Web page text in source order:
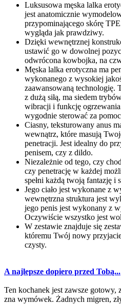
Luksusowa męska lalka
jest anatomicznie
przypominającego skórę
wygląda jak prawdziwy.
Dzięki wewnętrznej
ustawić go w dowolnej
odwrócona kowbojka, na
Męska lalka erotyczna ma
wykonanego z wysokiej
zaawansowaną technologię.
z dużą siłą, ma siedem
wibracji i funkcję
wygodnie sterować za
Ciasny, teksturowany anus
wewnątrz, które masują
penetracji. Jest idealny do
penisem, czy z dildo.
Niezależnie od tego, czy
czy penetrację w każdej
spełni każdą twoją fantazję i
Jego ciało jest wykonane z
wewnętrzna struktura jest
jego penis jest wykonany z
Oczywiście wszystko jest
W zestawie znajduje się
któremu Twój nowy
czysty.
A najlepsze dopiero przed Tobą...
Ten kochanek jest zawsze gotowy,
zna wymówek. Żadnych migren,